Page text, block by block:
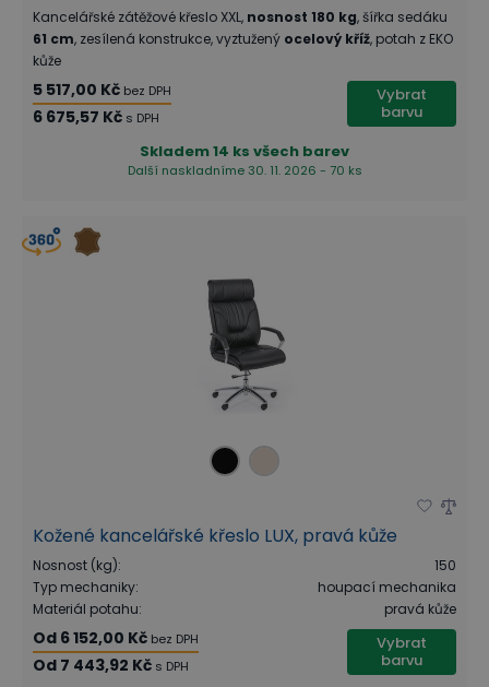
Kancelářské zátěžové křeslo XXL, nosnost 180 kg, šířka sedáku
61 cm, zesílená konstrukce, vyztužený ocelový kříž, potah z EKO
kůže
5 517,00 Kč bez DPH
6 675,57 Kč s DPH
Vybrat
barvu
Skladem14 ks všech barev
Další naskladníme 30. 11. 2026 - 70 ks
Kožené kancelářské křeslo LUX, pravá kůže
Nosnost (kg):
150
Typ mechaniky:
houpací mechanika
Materiál potahu: pravá kůže
Od 6 152,00 Kč bez DPH
Od 7 443,92 Kč s DPH
Vybrat
barvu